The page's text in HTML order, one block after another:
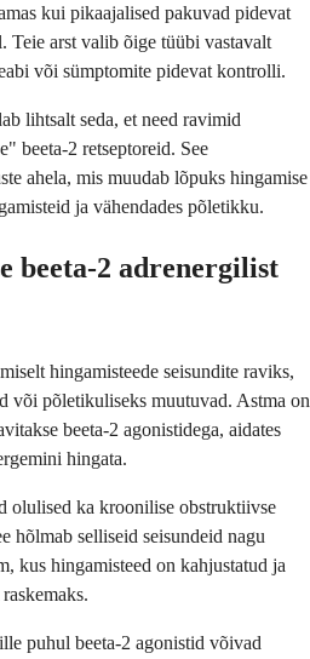
kui pikaajalised pakuvad pidevat
Teie arst valib õige tüübi vastavalt
või sümptomite pidevat kontrolli.
lihtsalt seda, et need ravimid
beeta-2 retseptoreid. See
ahela, mis muudab lõpuks hingamise
ja vähendades põletikku.
beeta-2 adrenergilist
hingamisteede seisundite raviks,
või põletikuliseks muutuvad. Astma on
beeta-2 agonistidega, aidates
hingata.
olulised ka kroonilise obstruktiivse
hõlmab selliseid seisundeid nagu
kus hingamisteed on kahjustatud ja
puhul beeta-2 agonistid võivad